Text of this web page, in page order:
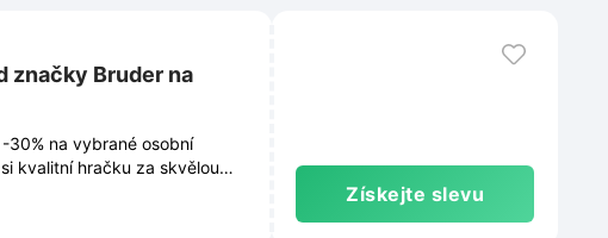
značky Bruder na
30% na vybrané osobní
kvalitní hračku za skvělou
Získejte slevu